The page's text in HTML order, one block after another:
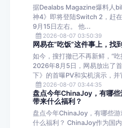
据Dealabs Magazine爆料人
神4》即将登陆Switch 2，赶
9月15日左右。 他...
2026-08-07 03:50:39
网易在“吃饭”这件事上，找
如今，搜打撤已不再新鲜，“吃
2026年8月5日，网易放出了
下》的首曝PV和实机演示，
2026-08-07 03:44:35
盘点今年ChinaJoy，有哪
带来什么福利？
盘点今年ChinaJoy，有哪些
什么福利？ ChinaJoy作为国